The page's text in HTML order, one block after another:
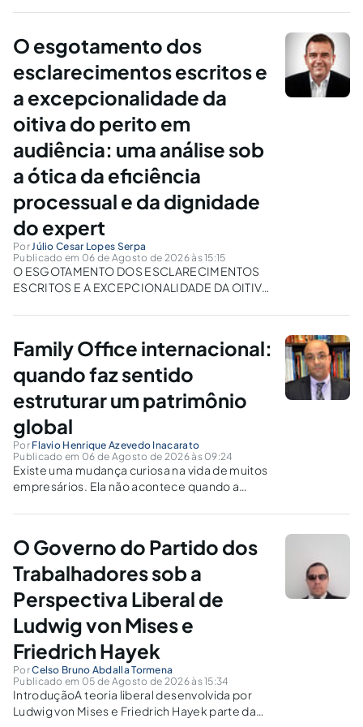
O esgotamento dos
esclarecimentos escritos e
a excepcionalidade da
oitiva do perito em
audiência: uma análise sob
a ótica da eficiência
processual e da dignidade
do expert
PorJúlio Cesar Lopes Serpa
Publicado em 06 de Agosto de 2026 às 15:15
O ESGOTAMENTO DOS ESCLARECIMENTOS
ESCRITOS E A EXCEPCIONALIDADE DA OITIVA
A ÓTICA DA EFICIÊNCIA PROCESSUAL E DA
artigo analisa a decisão da Terceira Turma do
Superior Tribunal...
Family Office internacional:
quando faz sentido
estruturar um patrimônio
global
Por Flavio Henrique Azevedo Inacarato
Publicado em 06 de Agosto de 2026 às 09:24
Existe uma mudança curiosa na vida de muitos
empresários. Ela não acontece quando a
abre uma operação nos Estados Unidos. Muito
exterior.Ela acontece de forma
silenciosa.Num dia,...
O Governo do Partido dos
Trabalhadores sob a
Perspectiva Liberal de
Ludwig von Mises e
Friedrich Hayek
PorCelso Bruno Abdalla Tormena
Publicado em 05 de Agosto de 2026 às 15:34
IntroduçãoA teoria liberal desenvolvida por
Ludwig von Mises e Friedrich Hayek parte da